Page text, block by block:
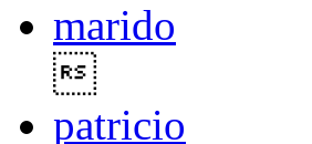
marido
patricio